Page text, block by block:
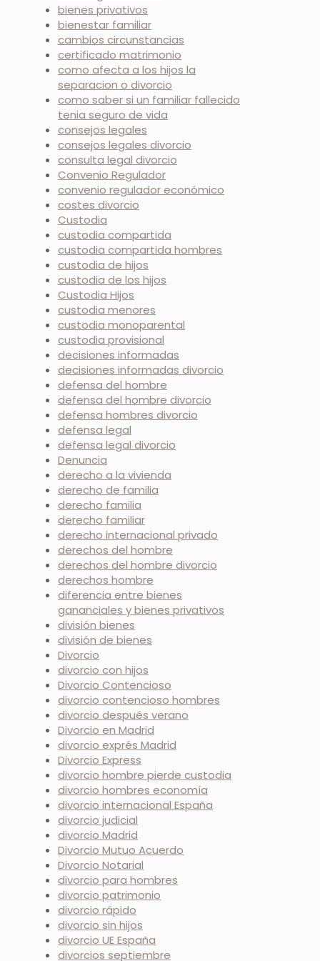
bienes privativos
bienestar familiar
cambios circunstancias
certificado matrimonio
como afecta a los hijos la
separacion o divorcio
como saber si un familiar fallecido
tenia seguro de vida
consejos legales
consejos legales divorcio
consulta legal divorcio
Convenio Regulador
convenio regulador económico
costes divorcio
Custodia
custodia compartida
custodia compartida hombres
custodia de hijos
custodia de los hijos
Custodia Hijos
custodia menores
custodia monoparental
custodia provisional
decisiones informadas
decisiones informadas divorcio
defensa del hombre
defensa del hombre divorcio
defensa hombres divorcio
defensa legal
defensa legal divorcio
Denuncia
derecho a la vivienda
derecho de familia
derecho familia
derecho familiar
derecho internacional privado
derechos del hombre
derechos del hombre divorcio
derechos hombre
diferencia entre bienes
gananciales y bienes privativos
división bienes
división de bienes
Divorcio
divorcio con hijos
Divorcio Contencioso
divorcio contencioso hombres
divorcio después verano
Divorcio en Madrid
divorcio exprés Madrid
Divorcio Express
divorcio hombre pierde custodia
divorcio hombres economía
divorcio internacional España
divorcio judicial
divorcio Madrid
Divorcio Mutuo Acuerdo
Divorcio Notarial
divorcio para hombres
divorcio patrimonio
divorcio rápido
divorcio sin hijos
divorcio UE España
divorcios septiembre